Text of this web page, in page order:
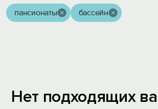
пансионаты бассейн
Нет подходящих